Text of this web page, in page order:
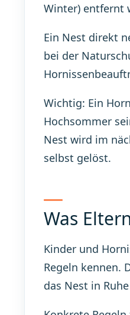
Winter) entfernt
Ein Nest direkt
bei der
Wichtig: Ein
Hochsommer
Nest wird im
selbst gelöst.
Was
Kinder und
Regeln kennen.
das Nest in